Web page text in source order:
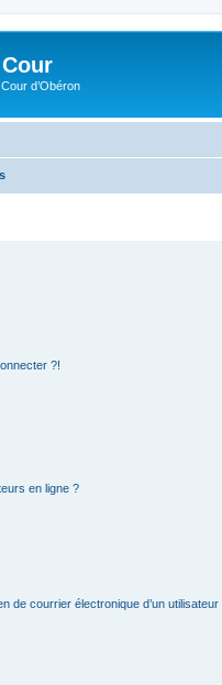
d’Obéron
?!
en ligne ?
de courrier électronique d’un utilisateur